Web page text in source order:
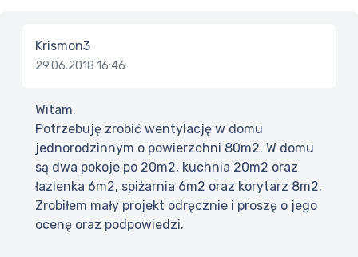
Krismon3
29.06.2018 16:46
Witam.
Potrzebuję zrobić wentylację w domu
jednorodzinnym o powierzchni 80m2. W domu
są dwa pokoje po 20m2, kuchnia 20m2 oraz
łazienka 6m2, spiżarnia 6m2 oraz korytarz 8m2.
Zrobiłem mały projekt odręcznie i proszę o jego
ocenę oraz podpowiedzi.